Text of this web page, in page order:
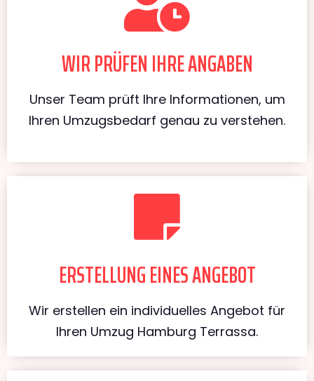
WIR PRÜFEN IHRE ANGABEN
Unser Team prüft Ihre Informationen, um
Ihren Umzugsbedarf genau zu verstehen.
ERSTELLUNG EINES ANGEBOT
Wir erstellen ein individuelles Angebot für
Ihren Umzug Hamburg Terrassa.